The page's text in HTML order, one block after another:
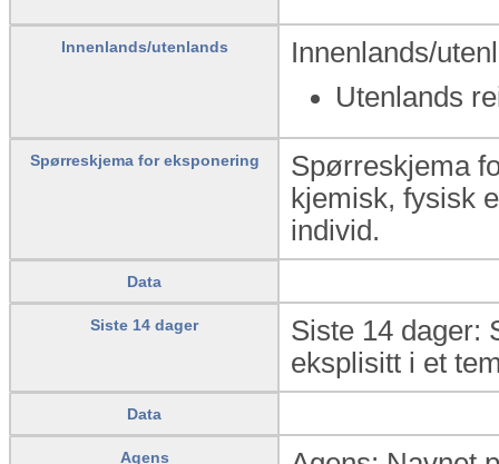
Innenlands/utenlands
Innenlands/
Utenlands
Spørreskjema for eksponering
Spørreskjema
kjemisk, fysisk
individ.
Data
Siste 14 dager
Siste 14 dager:
eksplisitt i et
Data
Agens